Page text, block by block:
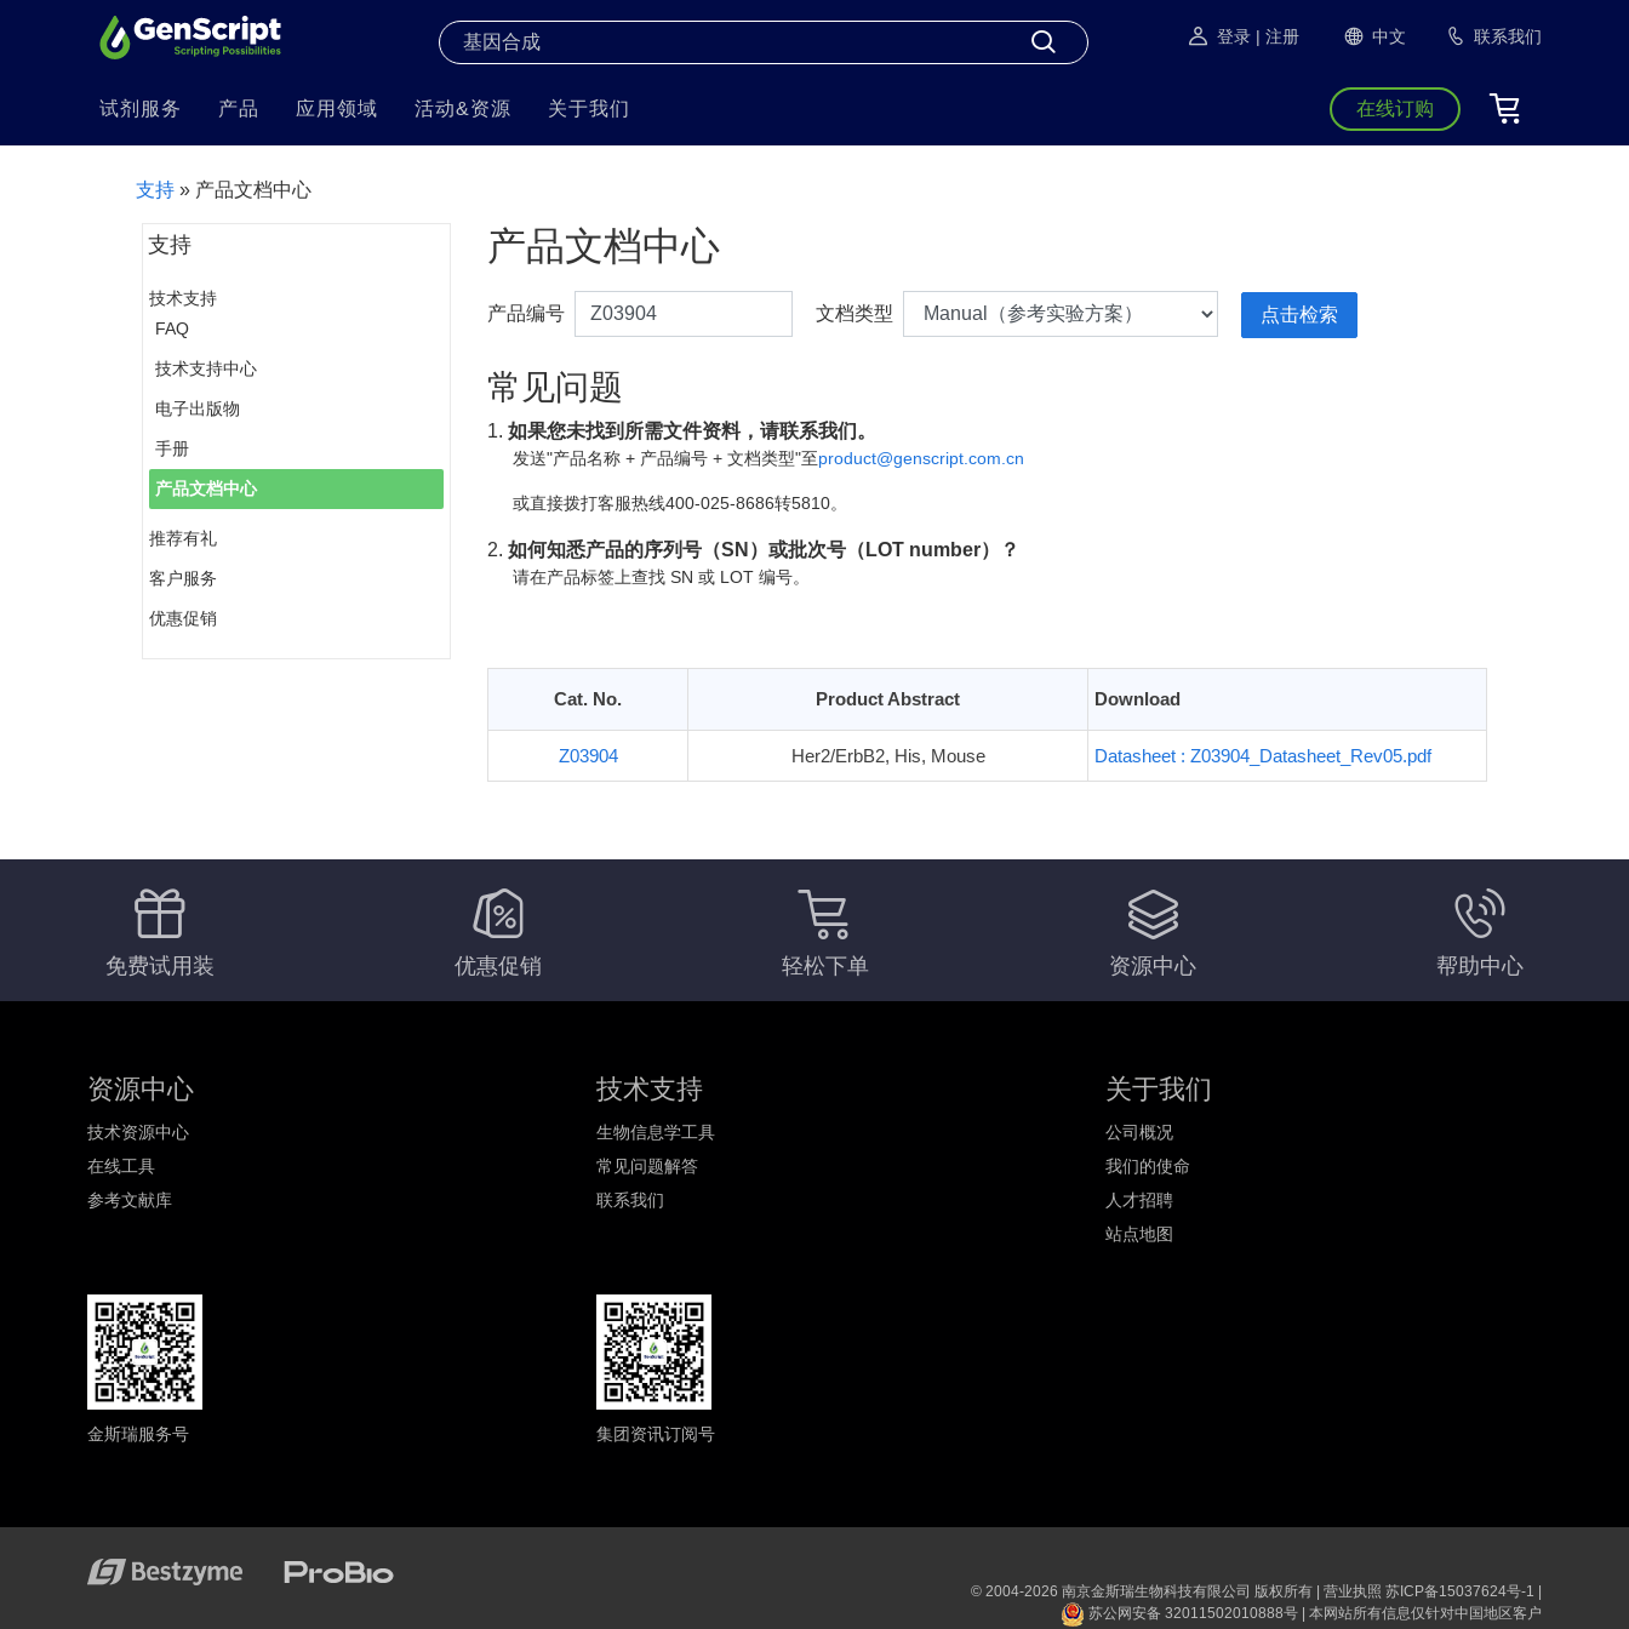
登录 | 注册 中文 联系我们
试剂服务 产品 应用领域 活动&资源 关于我们 在线订购
支持 » 产品文档中心
支持
技术支持
FAQ
技术支持中心
电子出版物
手册
产品文档中心
推荐有礼
客户服务
优惠促销
产品文档中心
产品编号 文档类型
常见问题
1. 如果您未找到所需文件资料，请联系我们。
发送"产品名称 + 产品编号 + 文档类型"至product@genscript.com.cn
或直接拨打客服热线400-025-8686转5810。
2. 如何知悉产品的序列号（SN）或批次号（LOT number）？
请在产品标签上查找 SN 或 LOT 编号。
Cat. No. Product Abstract Download
Z03904 Her2/ErbB2, His, Mouse Datasheet : Z03904_Datasheet_Rev05.pdf
免费试用装 优惠促销 轻松下单 资源中心 帮助中心
资源中心
技术资源中心
在线工具
参考文献库
技术支持
生物信息学工具
常见问题解答
联系我们
关于我们
公司概况
我们的使命
人才招聘
站点地图
金斯瑞服务号 集团资讯订阅号
© 2004-2026 南京金斯瑞生物科技有限公司 版权所有 | 营业执照 苏ICP备15037624号-1 |
苏公网安备 32011502010888号
本网站所有信息仅针对中国地区客户